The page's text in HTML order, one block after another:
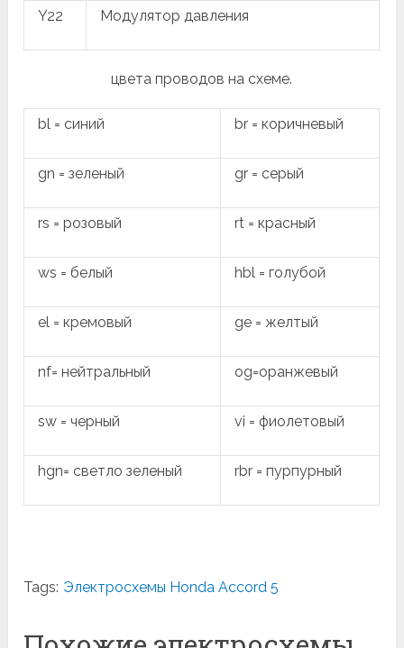
Y22 Модулятор давления
цвета проводов на схеме.
bl = синий br = коричневый
gn = зеленый gr = серый
rs = розовый rt = красный
ws = белый hbl = голубой
el = кремовый ge = желтый
nf= нейтральный og=оранжевый
sw = черный vi = фиолетовый
hgn= светло зеленый rbr = пурпурный
Tags: Электросхемы Honda Accord 5